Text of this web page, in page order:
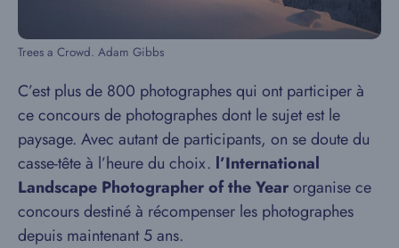
Trees a Crowd. Adam Gibbs
C’est plus de 800 photographes qui ont participer à
ce concours de photographes dont le sujet est le
paysage. Avec autant de participants, on se doute du
casse-tête à l’heure du choix. l’International
Landscape Photographer of the Yearorganise ce
concours destiné à récompenser les photographes
depuis maintenant 5 ans.